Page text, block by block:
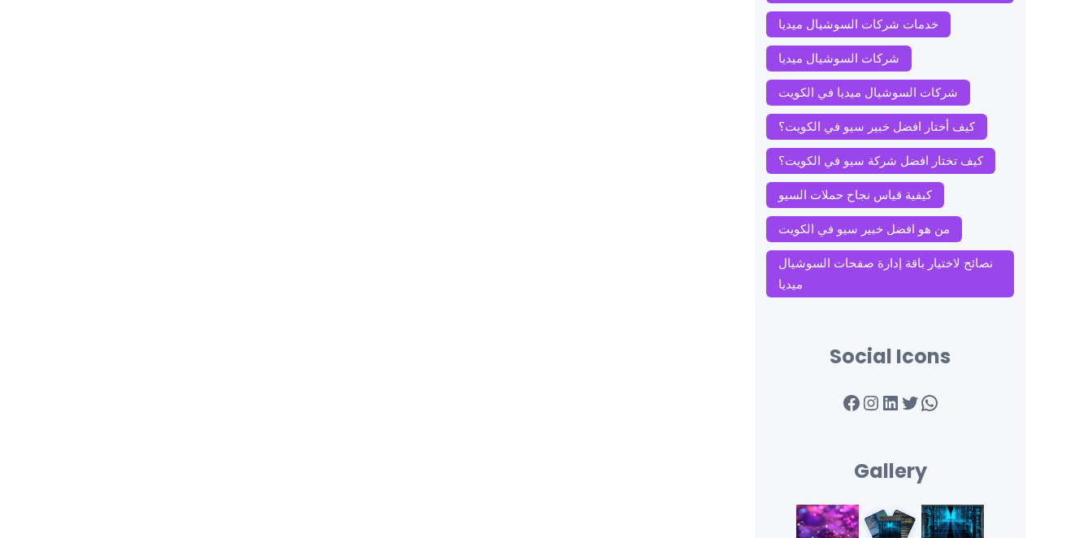
خدمات شركات السوشيال ميديا
شركات السوشيال ميديا
شركات السوشيال ميديا في الكويت
كيف أختار افضل خبير سيو في الكويت؟
كيف تختار افضل شركة سيو في الكويت؟
كيفية قياس نجاح حملات السيو
من هو افضل خبير سيو في الكويت
نصائح لاختيار باقة إدارة صفحات السوشيال
ميديا
Social Icons
Facebook InstagramLinkedIn Twitter WhatsApp
Gallery